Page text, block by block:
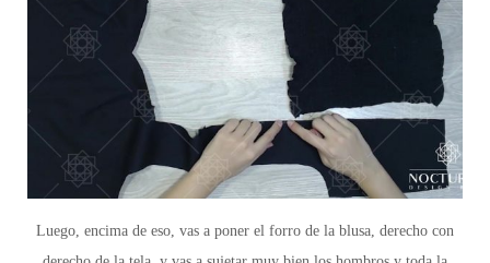
Luego, encima de eso, vas a poner el forro de la blusa, derecho con